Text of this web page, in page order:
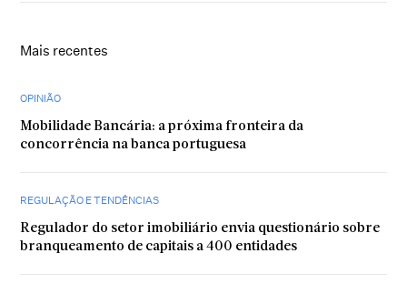
Mais recentes
OPINIÃO
Mobilidade Bancária: a próxima fronteira da
concorrência na banca portuguesa
REGULAÇÃO E TENDÊNCIAS
Regulador do setor imobiliário envia questionário sobre
branqueamento de capitais a 400 entidades